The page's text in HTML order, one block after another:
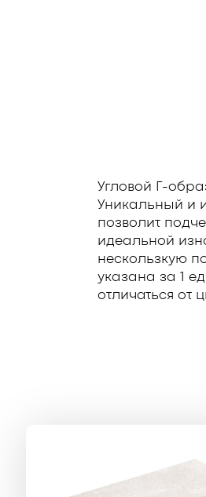
Угловой Г-
Уникальный и
позволит
идеальной
нескользкую
указана за 1
отличаться от